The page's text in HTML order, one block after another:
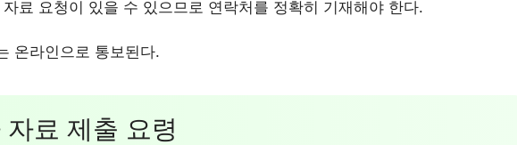
료 요청이 있을 수 있으므로 연락처를 정확히 기재해야 한다.
온라인으로 통보된다.
료 제출 요령